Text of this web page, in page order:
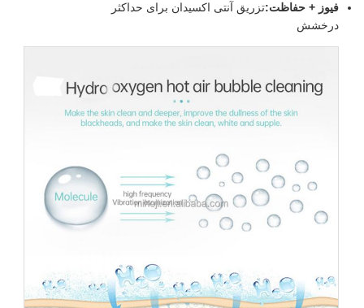
فيوز + حفاظت:تزریق آنتی اکسیدان برای حداکثر
درخشش